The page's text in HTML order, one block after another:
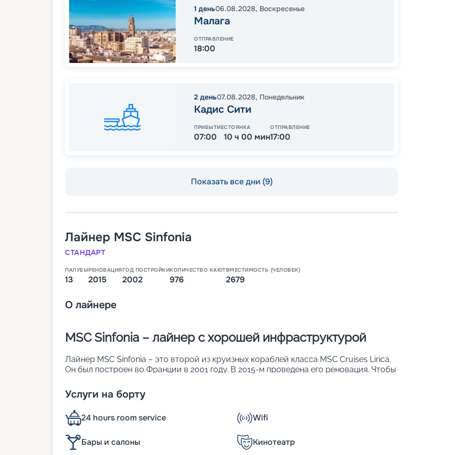
1 день06.08.2028, Воскресенье
Малага
ОТПРАВЛЕНИЕ
18:00
2 день07.08.2028, Понедельник
Кадис Сити
ПРИБЫТИЕ
07:00
СТОЯНКА
10 ч 00 мин
ОТПРАВЛЕНИЕ
17:00
Показать все дни (9)
Лайнер MSC Sinfonia
СТАНДАРТ
ПАЛУБЫ
13
РЕНОВАЦИЯ
2015
ГОД ПОСТРОЙКИ
2002
КОЛИЧЕСТВО КАЮТ
976
ВМЕСТИМОСТЬ (ЧЕЛОВЕК)
2679
О лайнере
MSC Sinfonia – лайнер с хорошей инфраструктурой
Лайнер MSC Sinfonia – это второй из круизных кораблей класса MSC Cruises Lirica.
Он был построен во Франции в 2001 году. В 2015-м проведена его реновация. Чтобы
поверхностей на судне светопрозрачные. К ним относят ростовые иллюминаторы,
световые окна, стеклянные навесы и витражи. На лайнере 976 комфортабельных
кают (из них 132 сьюта с балконами), где могут с удобством разместиться 2 679
пассажиров. Другие его особенности:
• ширина – 32 м;
• общее количество палуб – 13;
Услуги на борту
24 hours room service Wifi
Бары и салоны Кинотеатр